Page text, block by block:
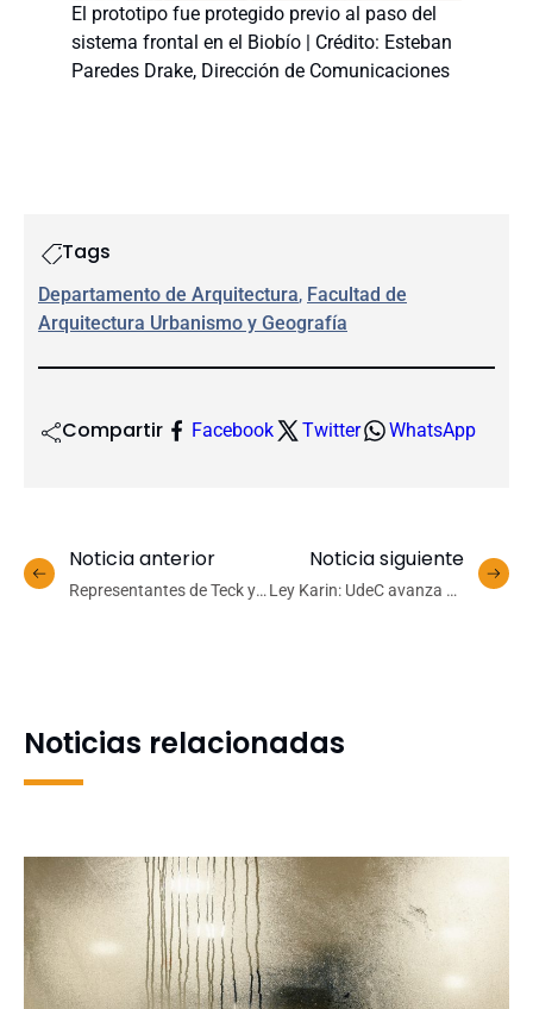
El prototipo fue protegido previo al paso del
sistema frontal en el Biobío | Crédito: Esteban
Paredes Drake, Dirección de Comunicaciones
Tags
Departamento de Arquitectura, Facultad de
Arquitectura Urbanismo y Geografía
Compartir Facebook Twitter WhatsApp
Noticia anterior
Representantes de Teck y
Noticia siguiente
Ley Karin: UdeC avanza en
Noticias relacionadas